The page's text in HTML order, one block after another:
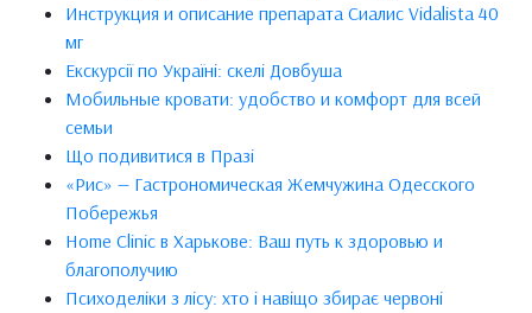
Инструкция и описание препарата Сиалис Vidalista 40
мг
Екскурсії по Україні: скелі Довбуша
Мобильные кровати: удобство и комфорт для всей
семьи
Що подивитися в Празі
«Рис» — Гастрономическая Жемчужина Одесского
Побережья
Home Clinic в Харькове: Ваш путь к здоровью и
благополучию
Психоделіки з лісу: хто і навіщо збирає червоні